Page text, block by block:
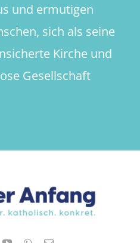
und ermutigen
sich als seine
Kirche und
Gesellschaft